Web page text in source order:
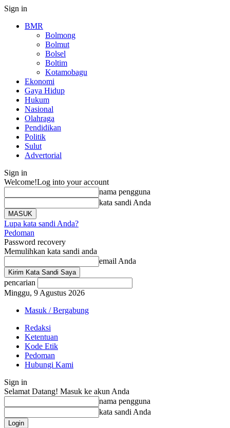
Sign in
BMR
Bolmong
Bolmut
Bolsel
Boltim
Kotamobagu
Ekonomi
Gaya Hidup
Hukum
Nasional
Olahraga
Pendidikan
Politik
Sulut
Advertorial
Sign in
Welcome!Log into your account
nama pengguna
kata sandi Anda
Lupa kata sandi Anda?
Pedoman
Password recovery
Memulihkan kata sandi anda
email Anda
pencarian
Minggu, 9 Agustus 2026
Masuk / Bergabung
Redaksi
Ketentuan
Kode Etik
Pedoman
Hubungi Kami
Sign in
Selamat Datang! Masuk ke akun Anda
nama pengguna
kata sandi Anda